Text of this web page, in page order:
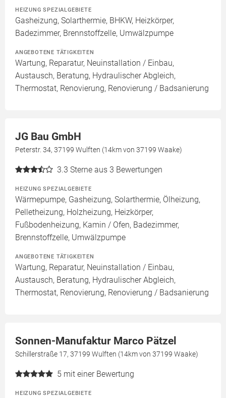
HEIZUNG SPEZIALGEBIETE
Gasheizung, Solarthermie, BHKW, Heizkörper,
Badezimmer, Brennstoffzelle, Umwälzpumpe
ANGEBOTENE TÄTIGKEITEN
Wartung, Reparatur, Neuinstallation / Einbau,
Austausch, Beratung, Hydraulischer Abgleich,
Thermostat, Renovierung, Renovierung / Badsanierung
JG Bau GmbH
Peterstr. 34, 37199 Wulften (14km von 37199 Waake)
3.3 Sterne aus 3 Bewertungen
HEIZUNG SPEZIALGEBIETE
Wärmepumpe, Gasheizung, Solarthermie, Ölheizung,
Pelletheizung, Holzheizung, Heizkörper,
Fußbodenheizung, Kamin / Ofen, Badezimmer,
Brennstoffzelle, Umwälzpumpe
ANGEBOTENE TÄTIGKEITEN
Wartung, Reparatur, Neuinstallation / Einbau,
Austausch, Beratung, Hydraulischer Abgleich,
Thermostat, Renovierung, Renovierung / Badsanierung
Sonnen-Manufaktur Marco Pätzel
Schillerstraße 17, 37199 Wulften (14km von 37199 Waake)
5 mit einer Bewertung
HEIZUNG SPEZIALGEBIETE